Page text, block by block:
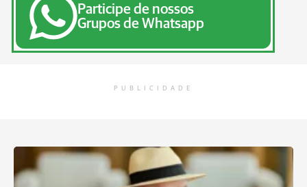
Participe de nossos
Grupos de Whatsapp
PUBLICIDADE